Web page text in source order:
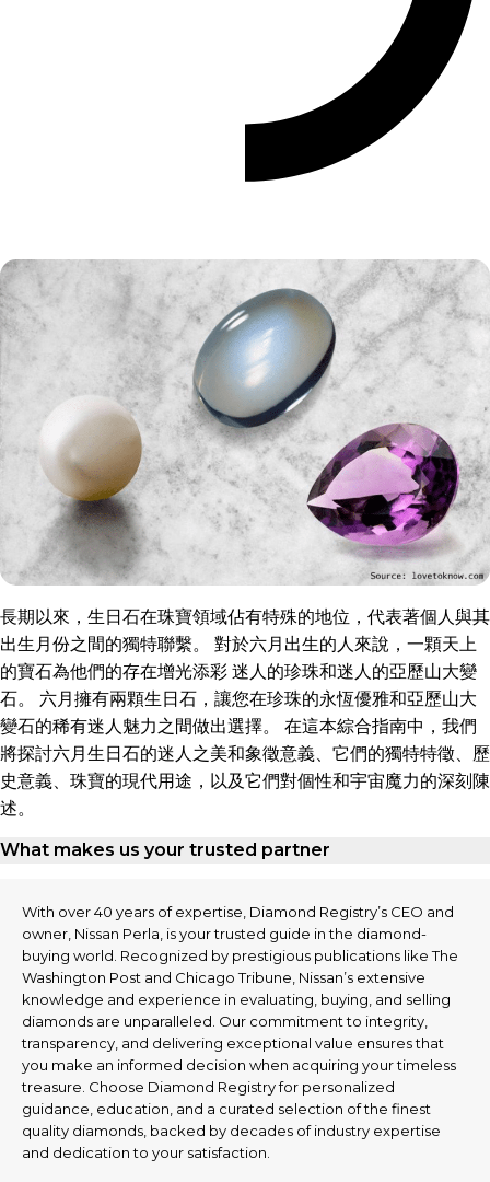
長期以來，生日石在珠寶領域佔有特殊的地位，代表著個人與其
出生月份之間的獨特聯繫。 對於六月出生的人來說，一顆天上
的寶石為他們的存在增光添彩 迷人的珍珠和迷人的亞歷山大變
石。 六月擁有兩顆生日石，讓您在珍珠的永恆優雅和亞歷山大
變石的稀有迷人魅力之間做出選擇。 在這本綜合指南中，我們
將探討六月生日石的迷人之美和象徵意義、它們的獨特特徵、歷
史意義、珠寶的現代用途，以及它們對個性和宇宙魔力的深刻陳
述。
What makes us your trusted partner
With over 40 years of expertise, Diamond Registry’s CEO and
owner, Nissan Perla, is your trusted guide in the diamond-
buying world. Recognized by prestigious publications like The
Washington Post and Chicago Tribune, Nissan’s extensive
knowledge and experience in evaluating, buying, and selling
diamonds are unparalleled. Our commitment to integrity,
transparency, and delivering exceptional value ensures that
you make an informed decision when acquiring your timeless
treasure. Choose Diamond Registry for personalized
guidance, education, and a curated selection of the finest
quality diamonds, backed by decades of industry expertise
and dedication to your satisfaction.